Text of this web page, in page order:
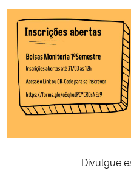
Divulgue